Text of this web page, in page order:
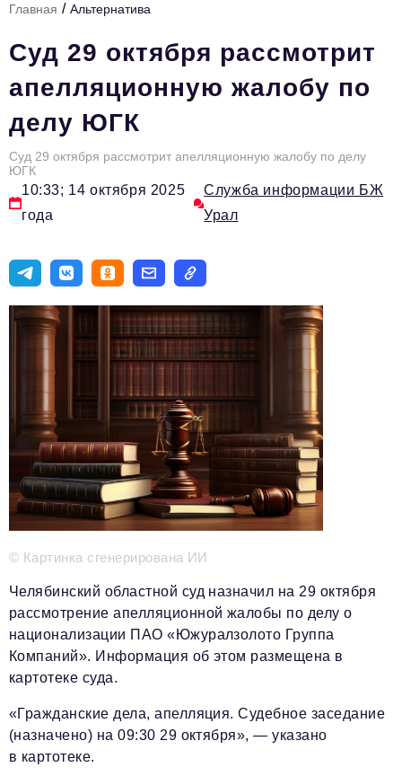
Инфраструктура развития
Технологии и тренды
Ниши и рынки
Цитаты
Туризм
Новости
Импортозамещение
ИННОПРОМ
Авторские материалы
ТОП-100 влиятельных людей — 2025
Телефон редакции: +7 495 727-01-67
Электронные почты редакции:
Информационный отдел
info@business-magazine.online
reklama@business-magazine.online
Отдел распространения/редакционная подписка
podpiska@business-magazine.online
Отдел по работе с партнерами
partner@business-magazine.online
Главная / Альтернатива
Суд 29 октября рассмотрит
апелляционную жалобу по
делу ЮГК
Суд 29 октября рассмотрит апелляционную жалобу по делу
ЮГК
10:33; 14 октября 2025
года
Служба информации БЖ
Урал
© Картинка сгенерирована ИИ
Челябинский областной суд назначил на 29 октября
рассмотрение апелляционной жалобы по делу о
национализации ПАО «Южуралзолото Группа
Компаний». Информация об этом размещена в
картотеке суда.
«Гражданские дела, апелляция. Судебное заседание
(назначено) на 09:30 29 октября», — указано
в картотеке.